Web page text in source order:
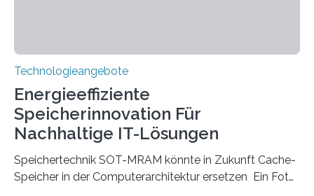
Technologieangebote
Energieeffiziente
Speicherinnovation Für
Nachhaltige IT-Lösungen
Speichertechnik SOT-MRAM könnte in Zukunft Cache-
Speicher in der Computerarchitektur ersetzen Ein Foto,